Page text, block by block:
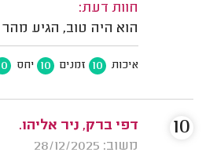
חוות דעת:
הוא היה טוב, הגיע מהר
איכות 10 זמנים 10 יחס
דפי ברק, ניר אליהו.
משוב: 28/12/2025
10